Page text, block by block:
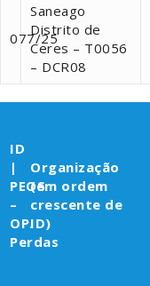
077/25
Saneago
Distrito de
Ceres – T0056
– DCR08
ID
|
PEOS
–
OP.
Perdas
Organização
(em ordem
crescente de
ID)